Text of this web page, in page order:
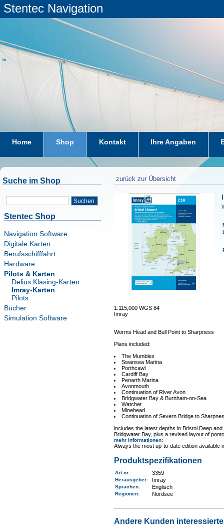
Stentec Navigation
Home Shop Kontakt Ihre Angaben
Suche im Shop
Suchen
Stentec Shop
Navigation Software
Digitale Karten
Berufsschifffahrt
Hardware
Pilots & Karten
Delius Klasing-Karten
Imray-Karten
Pilots
Bücher
Simulation Software
zurück zur Übersicht
1:115,000 WGS 84
Imray
Worms Head and Bull Point to Sharpness
Plans included:
The Mumbles
Swansea Marina
Porthcawl
Cardiff Bay
Penarth Marina
Avonmouth
Continuation of River Avon
Bridgwater Bay & Burnham-on-Sea
Watchet
Minehead
Continuation of Severn Bridge to
includes the latest depths in Bristol Deep
Bridgwater Bay, plus a revised layout of
mehr Informationen:
Always the most up-to-date edition
Produktspezifikationen
Art.nr. : 3359
Herausgeber: Imray
Sprachen: Englisch
Regionen: Nordsee
Andere Kunden